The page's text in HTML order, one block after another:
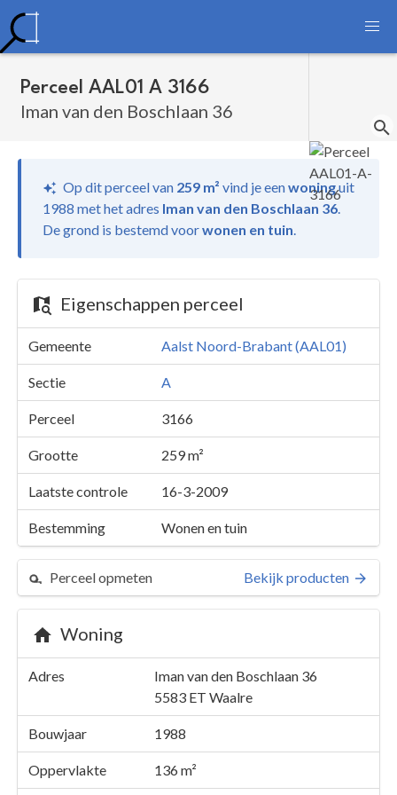
Perceel AAL01 A 3166
Iman van den Boschlaan 36
Op dit perceel van 259 m² vind jeeenwoninguit
1988 met het adres Iman van den Boschlaan 36.
De grond is bestemd voorwonen en tuin.
Eigenschappen perceel
Gemeente Aalst Noord-Brabant (AAL01)
Sectie A
Perceel 3166
Grootte 259 m²
Laatste controle 16-3-2009
Bestemming Wonen en tuin
Perceel opmeten Bekijk producten
Woning
Adres
Iman van den Boschlaan 36
5583 ET Waalre
Bouwjaar 1988
Oppervlakte 136 m²
Perceel 3166
Iman van den Boschlaan 36
Details
Kaarten en rapporten